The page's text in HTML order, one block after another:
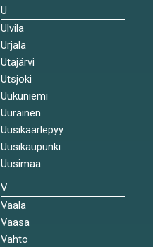
U
Ulvila
Urjala
Utajärvi
Utsjoki
Uukuniemi
Uurainen
Uusikaarlepyy
Uusikaupunki
Uusimaa
V
Vaala
Vaasa
Vahto